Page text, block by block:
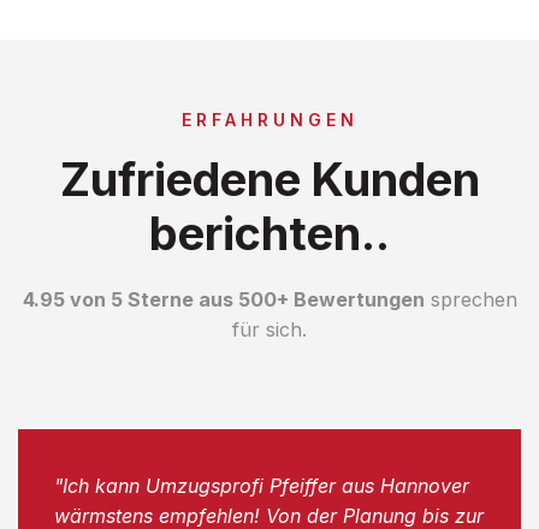
ERFAHRUNGEN
Zufriedene Kunden
berichten..
4.95 von 5 Sterne aus 500+ Bewertungen sprechen
für sich.
"Ich kann Umzugsprofi Pfeiffer aus Hannover
wärmstens empfehlen! Von der Planung bis zur